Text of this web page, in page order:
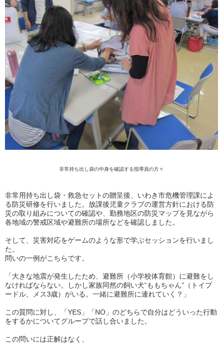
非常持ち出し袋の中身を確認する指導員の方々
非常用持ち出し袋・救急セットの贈呈後、いわき市危機管理課によ
る防災研修を行いました。放課後児童クラブの運営方針における防
災の取り組みについての確認や、勤務地区の防災マップを見ながら
各地域の警戒区域や避難所の場所などを確認しました。
そして、災害対応をゲームのような形で学ぶセッションを行いまし
た。
問いの一例がこちらです。
「大きな地震が発生したため、避難所（小学校体育館）に避難をし
なければならない。しかし家族同然の飼い犬“ももちゃん”（トイプ
ードル、メス3歳）がいる。一緒に避難所に連れていく？」
この質問に対し、「YES」「NO」のどちらで自分はどういった行動
をするかについてグループで話し合いました。
この問いには正解はなく、